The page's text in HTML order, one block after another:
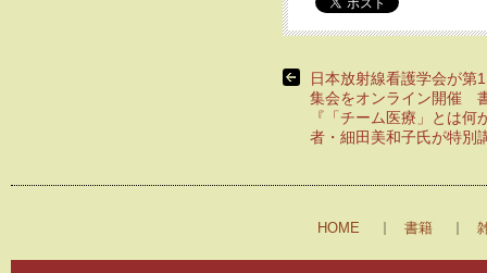
日本放射線看護学会が第
集会をオンライン開催
『「チーム医療」とは何
者・細田美和子氏が特別
HOME 書籍